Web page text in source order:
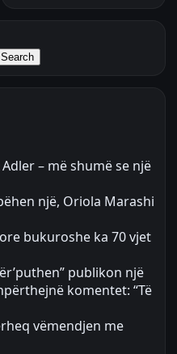
Search
– më shumë se një
një, Oriola Marashi
bukuroshe ka 70 vjet
publikon një
komentet: “Të
vëmendjen me